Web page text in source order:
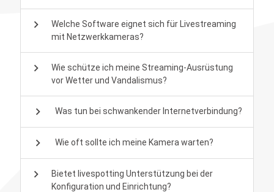
chevron_right
Welche Software eignet sich für Livestreaming
mit Netzwerkkameras?
chevron_right
Wie schütze ich meine Streaming-Ausrüstung
vor Wetter und Vandalismus?
chevron_right Was tun bei schwankender Internetverbindung?
chevron_right Wie oft sollte ich meine Kamera warten?
chevron_right
Bietet livespotting Unterstützung bei der
Konfiguration und Einrichtung?